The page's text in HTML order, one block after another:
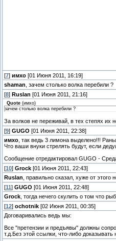
[7] имхо [01 Июня 2011, 16:19]
shaman , зачем столько волка перебили ?
[8] Ruslan [01 Июня 2011, 21:16]
Quote (имхо)
зачем столько волка перебили ?
За волков не переживай, в тех степях их
[9] GUGO [01 Июня 2011, 22:38]
имхо , так ведь 3 лимона выделено!!!
Что ваши внуки стрелять будут, если
Сообщение отредактировал GUGO -
[10] Grock [01 Июня 2011, 22:43]
Ruslan , правильно сказал, хуже от
[11 ] GUGO [01 Июня 2011, 22:48]
Grock , тогда нечего скулить о том что
[12] ochotnik [02 Июня 2011, 00:35]
Договаривались ведь мы:
Все ''претензии и предъявы'' должны
т.д.Без этой ссылки, что-либо